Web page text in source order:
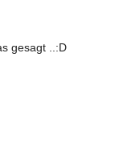
gesagt ..:D